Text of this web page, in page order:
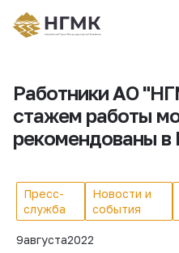
Работники АО
стажем работы
рекомендованы в
Пресс-
служба
Новости и
события
9августа2022